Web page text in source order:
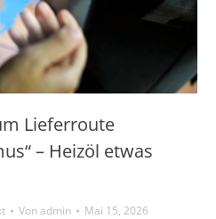
Lieferroute
– Heizöl etwas
Vonadmin Mai 15, 2026